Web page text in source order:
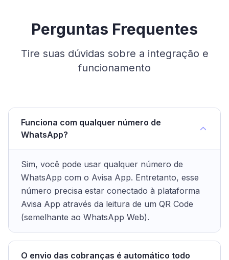
Perguntas Frequentes
Tire suas dúvidas sobre a integração e
funcionamento
Funciona com qualquer número de
WhatsApp?
Sim, você pode usar qualquer número de
WhatsApp com o Avisa App. Entretanto, esse
número precisa estar conectado à plataforma
Avisa App através da leitura de um QR Code
(semelhante ao WhatsApp Web).
O envio das cobranças é automático todo